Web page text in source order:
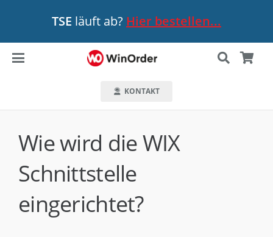
TSE läuft ab? Hier bestellen...
KONTAKT
Wie wird die WIX
Schnittstelle
eingerichtet?